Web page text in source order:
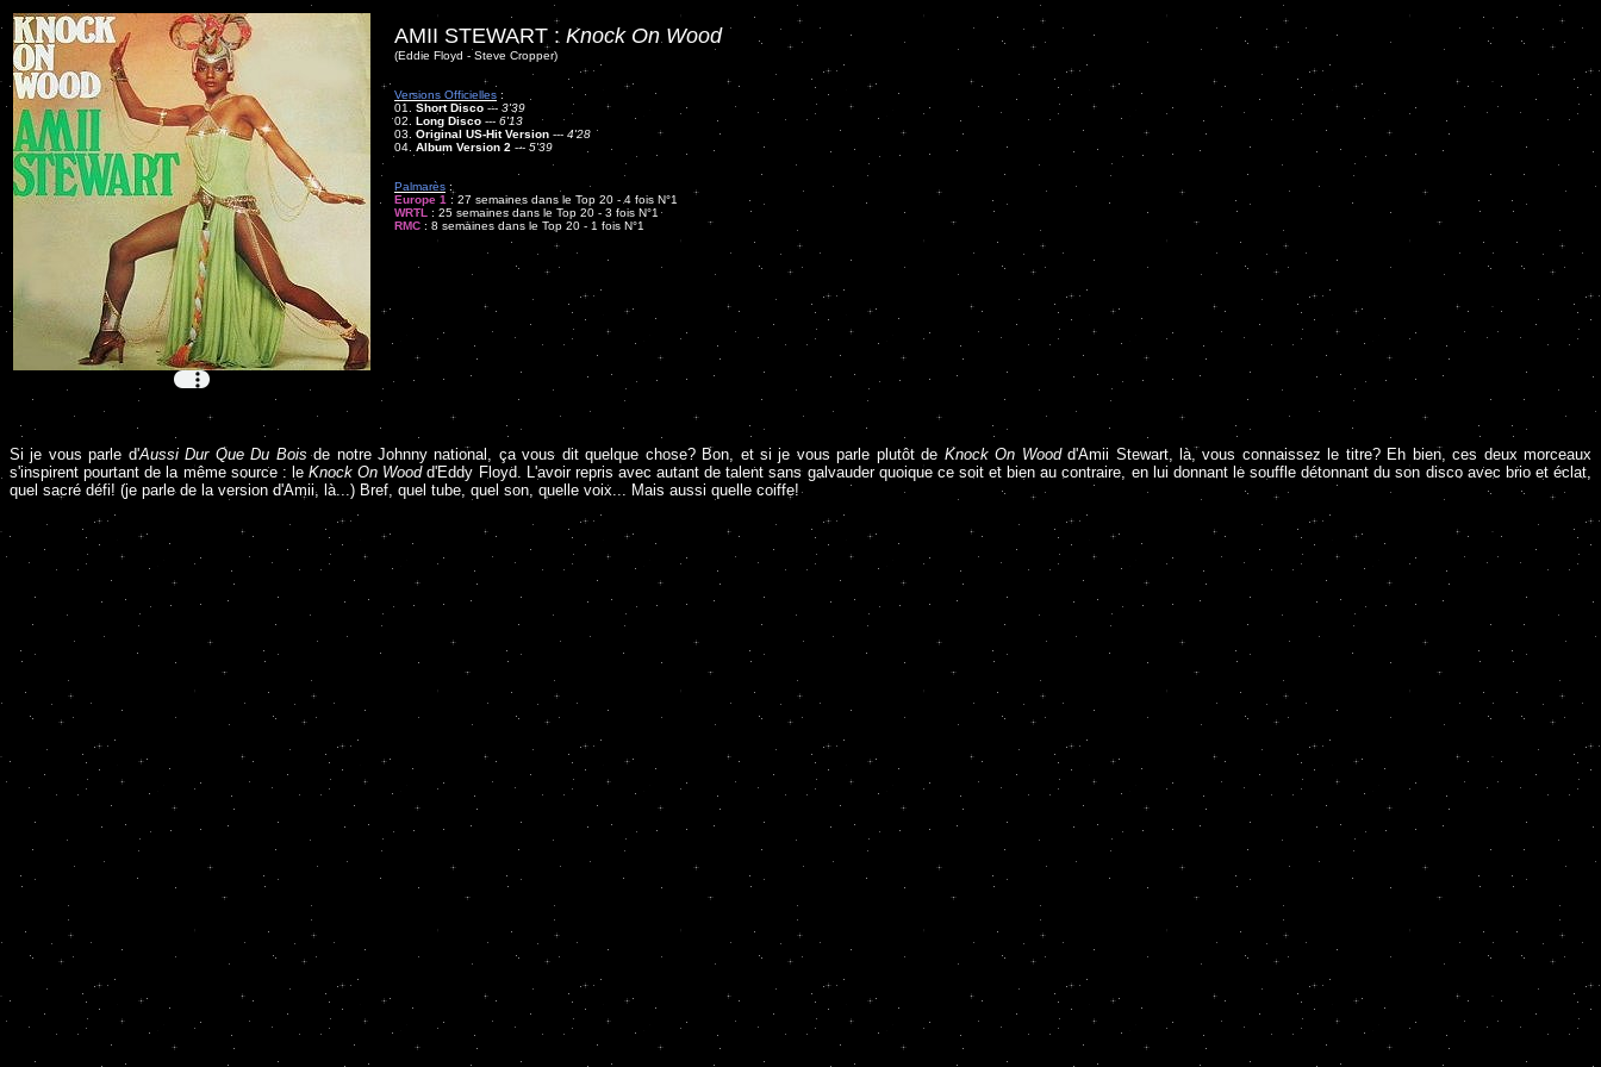
AMII STEWART : Knock On Wood
(Eddie Floyd - Steve Cropper)
Versions Officielles :
01. Short Disco --- 3'39
02. Long Disco --- 6'13
03.Original US-Hit Version --- 4'28
04. Album Version 2 --- 5'39
Palmarès :
Europe 1 : 27 semaines dans le Top 20 - 4 fois N°1
WRTL : 25 semaines dans le Top 20 - 3 fois N°1
RMC : 8 semaines dans le Top 20 - 1 fois N°1
Si je vous parle d'Aussi Dur Que Du Bois de notre Johnny national, ça vous dit quelque chose? Bon, et si je vous parle plutôt de Knock On Woodd'Amii Stewart, là, vous connaissez le titre? Eh bien, ces deux morceaux
s'inspirent pourtant de la même source : le Knock On Woodd'Eddy Floyd. L'avoir repris avec autant de talent sans galvauder quoique ce soit et bien au contraire, en lui donnant le souffle détonnant du son disco avec brio et éclat,
quel sacré défi! (je parle de la version d'Amii, là...) Bref, quel tube, quel son, quelle voix... Mais aussi quelle coiffe!